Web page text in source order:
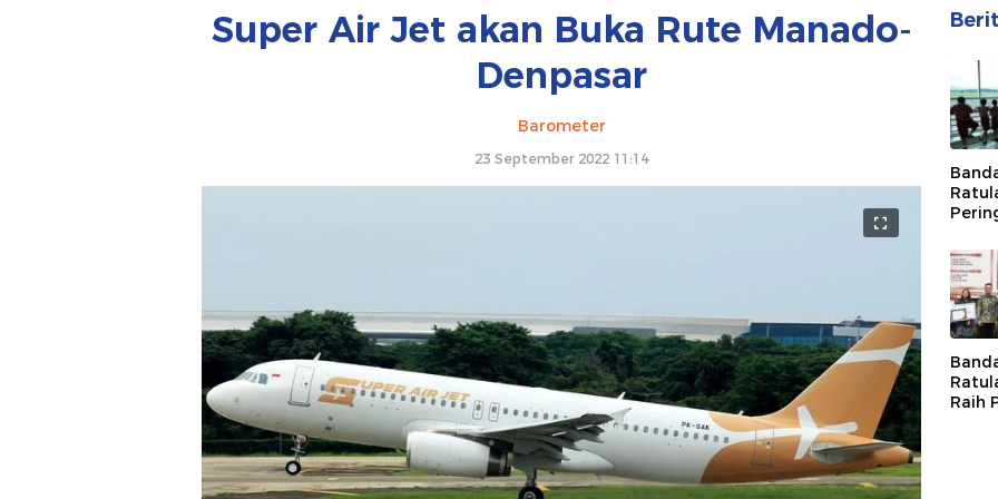
Super Air Jet akan Buka Rute Manado-
Denpasar
Barometer
23 September 2022 11:14
Beri
Raih